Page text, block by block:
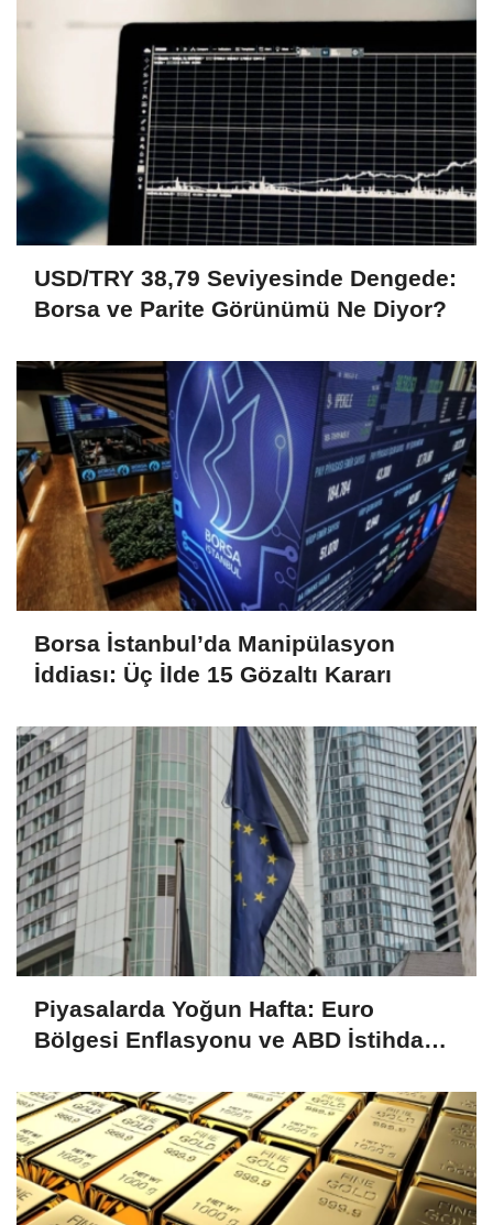
USD/TRY 38,79 Seviyesinde Dengede:
Borsa ve Parite Görünümü Ne Diyor?
Borsa İstanbul’da Manipülasyon
İddiası: Üç İlde 15 Gözaltı Kararı
Piyasalarda Yoğun Hafta: Euro
Bölgesi Enflasyonu ve ABD İstihdam